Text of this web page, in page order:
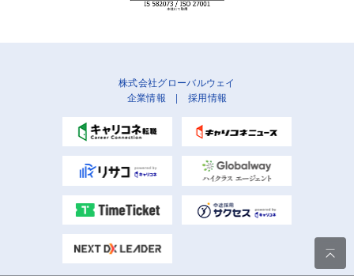
株式会社グローバルウェイ
企業情報 | 採用情報
